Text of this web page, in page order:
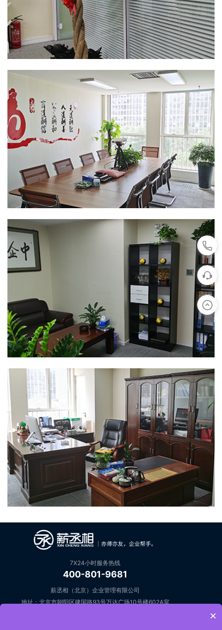
7X24小时服务热线
400-801-9681
薪丞相（北京）企业管理有限公司
地址：北京市朝阳区建国路93号万达广场10号楼602A室
×